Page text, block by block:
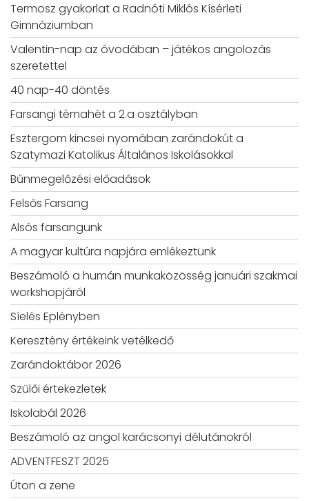
Termosz gyakorlat a Radnóti Miklós Kísérleti
Gimnáziumban
Valentin-nap az óvodában – játékos angolozás
szeretettel
40 nap-40 döntés
Farsangi témahét a 2.a osztályban
Esztergom kincsei nyomában zarándokút a
Szatymazi Katolikus Általános Iskolásokkal
Bűnmegelőzési előadások
Felsős Farsang
Alsós farsangunk
A magyar kultúra napjára emlékeztünk
Beszámoló a humán munkaközösség januári szakmai
workshopjáról
Síelés Eplényben
Keresztény értékeink vetélkedő
Zarándoktábor 2026
Szülői értekezletek
Iskolabál 2026
Beszámoló az angol karácsonyi délutánokról
ADVENTFESZT 2025
Úton a zene